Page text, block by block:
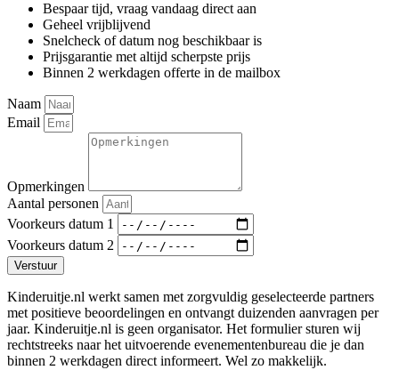
Bespaar tijd, vraag vandaag direct aan
Geheel vrijblijvend
Snelcheck of datum nog beschikbaar is
Prijsgarantie met altijd scherpste prijs
Binnen 2 werkdagen offerte in de mailbox
Naam
Email
Opmerkingen
Aantal personen
Voorkeurs datum 1
Voorkeurs datum 2
Verstuur
Kinderuitje.nl werkt samen met zorgvuldig geselecteerde partners
met positieve beoordelingen en ontvangt duizenden aanvragen per
jaar. Kinderuitje.nl is geen organisator. Het formulier sturen wij
rechtstreeks naar het uitvoerende evenementenbureau die je dan
binnen 2 werkdagen direct informeert. Wel zo makkelijk.